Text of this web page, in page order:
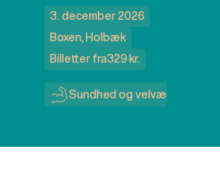
Pedersen
3. december 2026
Boxen, Holbæk
Billetter fra329 kr.
Sundhed og velvære